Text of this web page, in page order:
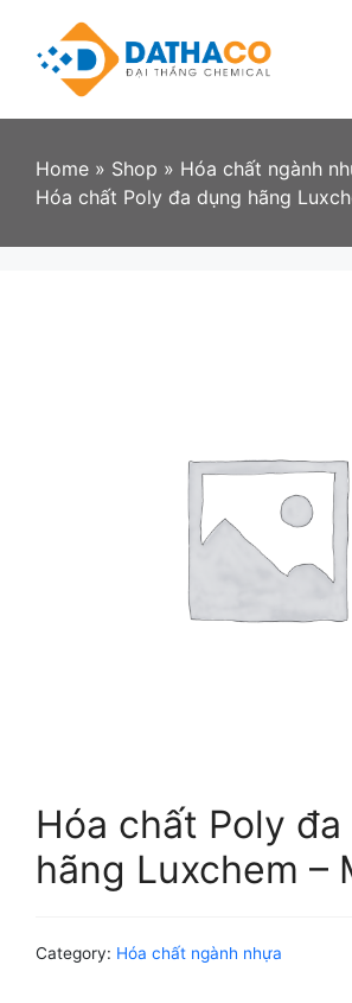
content
Home » Shop » Hóa chất ngành
Hóa chất Poly đa dụng hãng
Hóa chất Poly đa
hãng Luxchem –
Category: Hóa chất ngành nhựa